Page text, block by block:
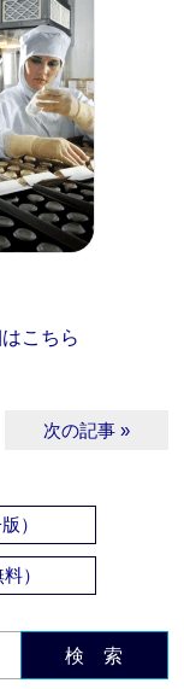
こちら
次の記事 »
）
）
検 索